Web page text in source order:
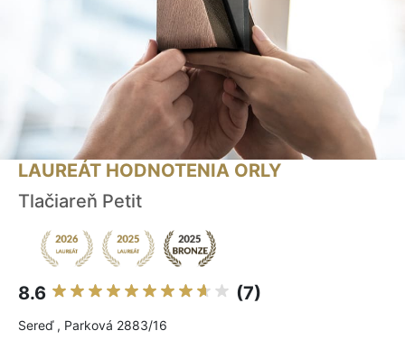
LAUREÁT HODNOTENIA ORLY
Tlačiareň Petit
8.6 (7)
Sereď , Parková 2883/16